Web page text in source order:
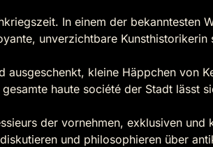
In einem der bekanntesten
unverzichtbare
ausgeschenkt, kleine Häppchen von
haute société der Stadt lässt
der vornehmen, exklusiven und
und philosophieren über